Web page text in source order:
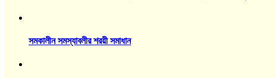
সমকালীন সমস্যাবলীর শরয়ী সমাধান